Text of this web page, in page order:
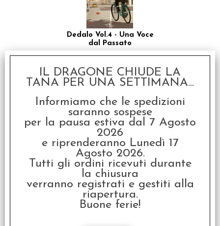
Dedalo Vol.4 - Una Voce
dal Passato
Fiabe Oscure Vol.1 -
Yaga!
€19,00
IL DRAGONE CHIUDE LA
TANA PER UNA SETTIMANA...
Informiamo che le spedizioni
saranno sospese
per la pausa estiva dal 7 Agosto
2026
e riprenderanno Lunedì 17
Agosto 2026.
Tutti gli ordini ricevuti durante
la chiusura
verranno registrati e gestiti alla
riapertura.
Buone ferie!